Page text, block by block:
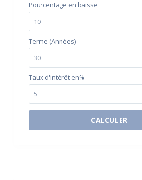
Pourcentage en baisse
Terme (Années)
Taux d'intérêt en%
CALCULER
$500 / month